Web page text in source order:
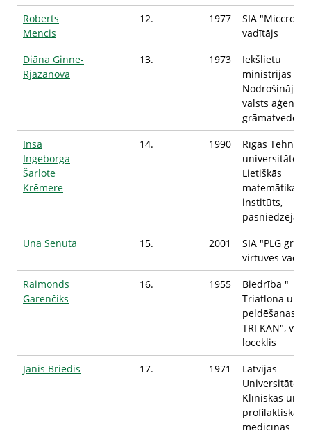
Roberts
Mencis
12. 1977
SIA "Miccron",
vadītājs
Diāna Ginne-
Rjazanova
13. 1973
Iekšlietu
ministrijas
valsts
grāmatvede
Insa
Ingeborga
Šarlote
Krēmere
14. 1990
Rīgas
universitātes
Lietišķās
matemātikas
institūts,
pasniedzēja
Una Senuta
15. 2001
SIA "PLG
virtuves
Raimonds
Garenčiks
16. 1955
Biedrība "
Triatlona un
peldēšanas
TRI KAN",
loceklis
Jānis Briedis
17. 1971
Latvijas
Universitātes
Klīniskās un
profilaktiskās
medicīnas